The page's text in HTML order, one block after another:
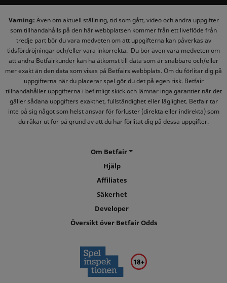
Varning: Även om aktuell ställning, tid som gått, video och andra uppgifter
som tillhandahålls på den här webbplatsen kommer från ett liveflöde från
tredje part bör du vara medveten om att uppgifterna kan påverkas av
tidsfördröjningar och/eller vara inkorrekta. Du bör även vara medveten om
att andra Betfairkunder kan ha åtkomst till data som är snabbare och/eller
mer exakt än den data som visas på Betfairs webbplats. Om du förlitar dig på
uppgifterna när du placerar spel gör du det på egen risk. Betfair
tillhandahåller uppgifterna i befintligt skick och lämnar inga garantier när det
gäller sådana uppgifters exakthet, fullständighet eller läglighet. Betfair tar
inte på sig något som helst ansvar för förluster (direkta eller indirekta) som
du råkar ut för på grund av att du har förlitat dig på dessa uppgifter.
Om Betfair
Hjälp
Affiliates
Säkerhet
Developer
Översikt över Betfair Odds